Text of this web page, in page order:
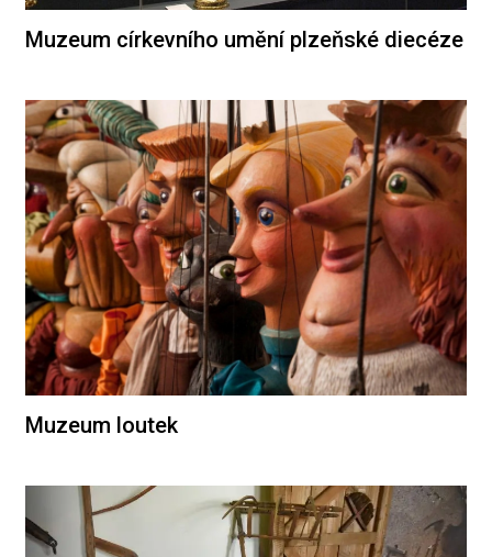
Muzeum církevního umění plzeňské diecéze
Muzeum loutek